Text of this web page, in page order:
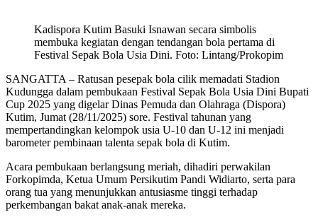
Kadispora Kutim Basuki Isnawan secara simbolis
membuka kegiatan dengan tendangan bola pertama di
Festival Sepak Bola Usia Dini. Foto: Lintang/Prokopim
SANGATTA – Ratusan pesepak bola cilik memadati Stadion
Kudungga dalam pembukaan Festival Sepak Bola Usia Dini Bupati
Cup 2025 yang digelar Dinas Pemuda dan Olahraga (Dispora)
Kutim, Jumat (28/11/2025) sore. Festival tahunan yang
mempertandingkan kelompok usia U-10 dan U-12 ini menjadi
barometer pembinaan talenta sepak bola di Kutim.
Acara pembukaan berlangsung meriah, dihadiri perwakilan
Forkopimda, Ketua Umum Persikutim Pandi Widiarto, serta para
orang tua yang menunjukkan antusiasme tinggi terhadap
perkembangan bakat anak-anak mereka.